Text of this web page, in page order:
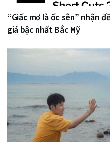
“Giấc mơ là ốc sên” nhận
giá bậc nhất Bắc Mỹ